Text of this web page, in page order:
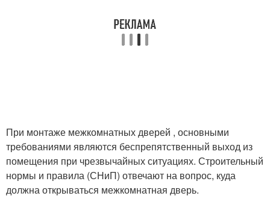
При монтаже межкомнатных дверей , основными
требованиями являются беспрепятственный выход из
помещения при чрезвычайных ситуациях. Строительный
нормы и правила (СНиП) отвечают на вопрос, куда
должна открываться межкомнатная дверь.